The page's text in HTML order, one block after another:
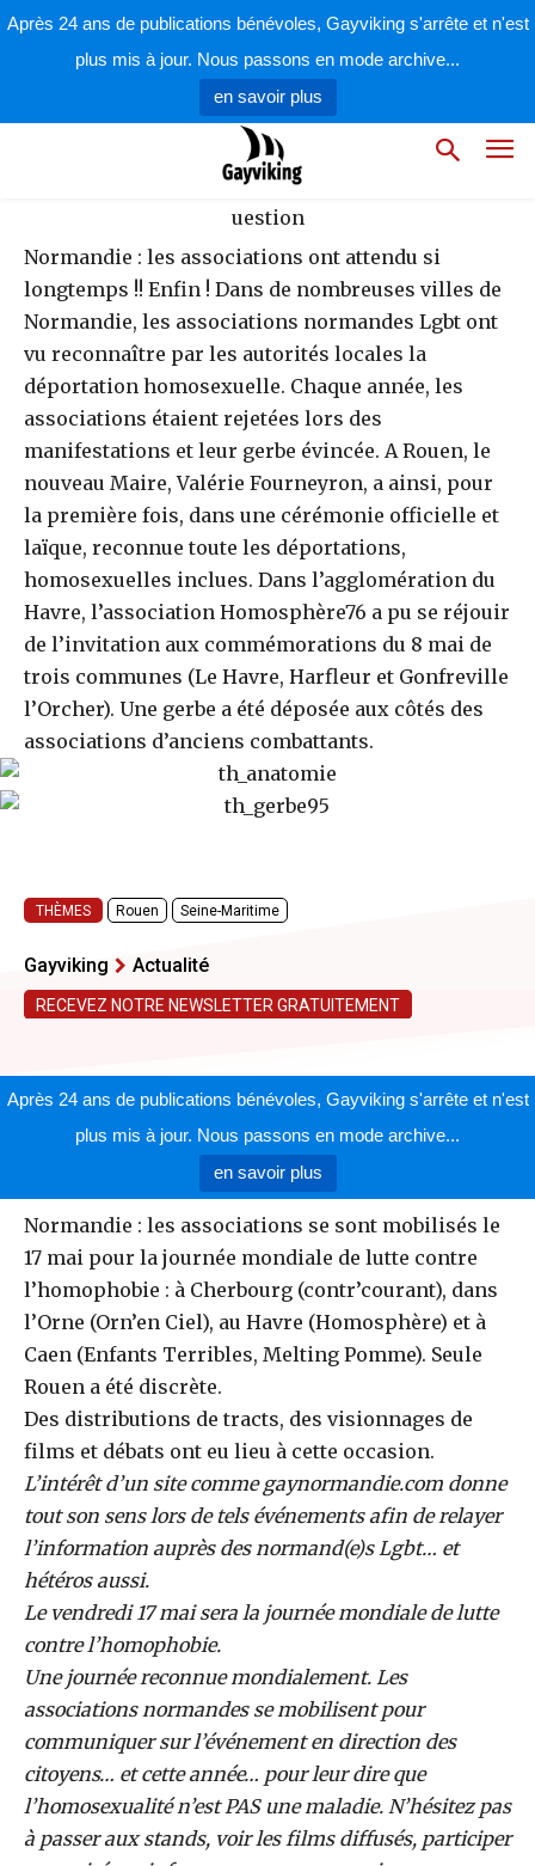
Après 24 ans de publications bénévoles, Gayviking s'arrête et n'est
plus mis à jour. Nous passons en mode archive...
en savoir plus
parla rédaction 21 mai 2008
Normandie : les associations ont attendu si
longtemps !! Enfin ! Dans de nombreuses villes de
Normandie, les associations normandes Lgbt ont
vu reconnaître par les autorités locales la
déportation homosexuelle. Chaque année, les
associations étaient rejetées lors des
manifestations et leur gerbe évincée. A Rouen, le
nouveau Maire, Valérie Fourneyron, a ainsi, pour
la première fois, dans une cérémonie officielle et
laïque, reconnue toute les déportations,
homosexuelles inclues. Dans l’agglomération du
Havre, l’association Homosphère76 a pu se réjouir
de l’invitation aux commémorations du 8 mai de
trois communes (Le Havre, Harfleur et Gonfreville
l’Orcher). Une gerbe a été déposée aux côtés des
associations d’anciens combattants.
THÈMES Rouen Seine-Maritime
Gayviking Actualité
RECEVEZ NOTRE NEWSLETTER GRATUITEMENT